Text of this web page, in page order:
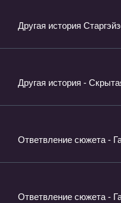
Другая история
Другая история -
Ответвление сюжета -
Ответвление сюжета -